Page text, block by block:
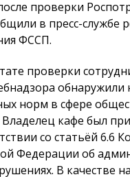
проверки
в пресс-службе
ФССП.
проверки
обнаружили
норм в сфере
Владелец кафе был
со статьёй 6.6
Федерации об
В качестве